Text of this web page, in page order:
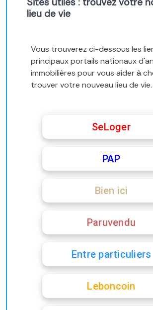
lieu de vie
Vous trouverez ci-dessous les
principaux portails nationaux
immobilières pour vous aider à
trouver votre nouveau lieu de vie.
SeLoger
PAP
Bien ici
Paruvendu
Entre particuliers
Leboncoin